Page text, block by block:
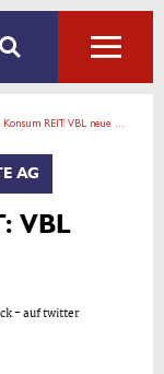
REIT: VBL neue Großaktionärin
AG
VBL
- auf twitter